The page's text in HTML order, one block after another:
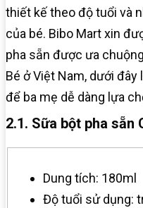
thiết kế theo độ tuổi và
của bé. Bibo Mart xin
pha sẵn được ưa
Bé ở Việt Nam, dưới
để ba mẹ dễ dàng lựa
2.1. Sữa bột pha sẵn
Dung tích: 180ml
Độ tuổi sử dụng: